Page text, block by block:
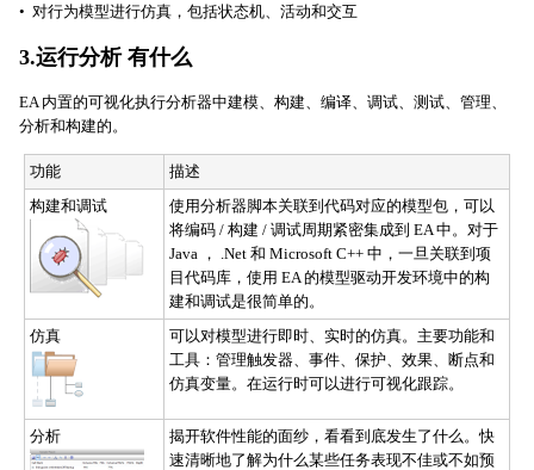
• 对行为模型进行仿真，包括状态机、活动和交互
3.运行分析 有什么
EA 内置的可视化执行分析器中建模、构建、编译、调试、测试、管理、
分析和构建的。
功能
描述
构建和调试
使用分析器脚本关联到代码对应的模型包，可以
将编码 / 构建 / 调试周期紧密集成到 EA 中。对于
Java ， .Net 和 Microsoft C++ 中，一旦关联到项
目代码库，使用 EA 的模型驱动开发环境中的构
建和调试是很简单的。
仿真
可以对模型进行即时、实时的仿真。主要功能和
工具：管理触发器、事件、保护、效果、断点和
仿真变量。在运行时可以进行可视化跟踪。
分析
揭开软件性能的面纱，看看到底发生了什么。快
速清晰地了解为什么某些任务表现不佳或不如预